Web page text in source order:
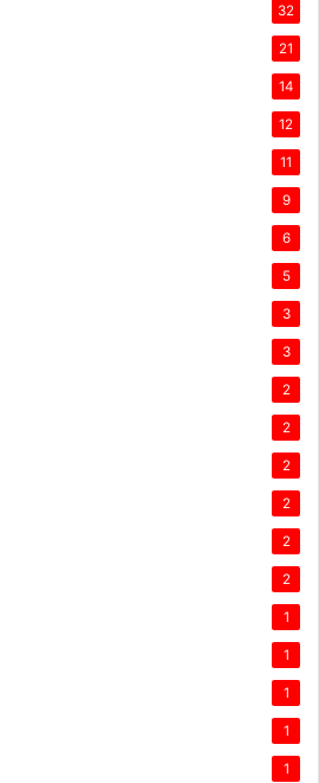
32
21
14
12
11
9
6
5
3
3
2
2
2
2
2
2
1
1
1
1
1